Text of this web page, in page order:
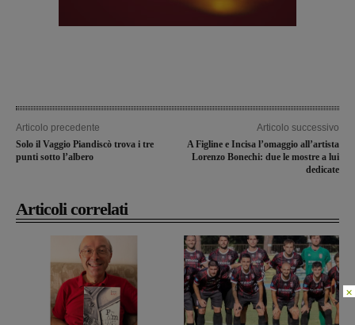
Articolo precedente
Solo il Vaggio Piandiscò trova i tre
punti sotto l’albero
Articolo successivo
A Figline e Incisa l’omaggio all’artista
Lorenzo Bonechi: due le mostre a lui
dedicate
Articoli correlati
×